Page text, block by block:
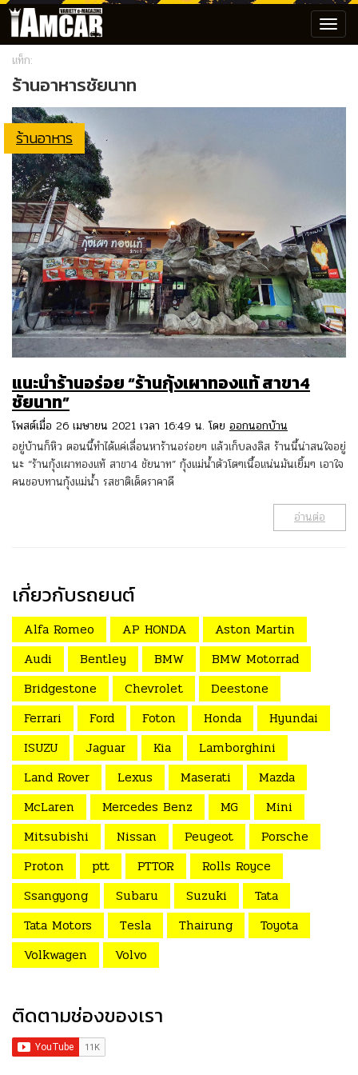
แท็ก:
ร้านอาหารชัยนาท
ร้านอาหาร
แนะนำร้านอร่อย “ร้านกุ้งเผาทองแท้ สาขา4
ชัยนาท”
โพสต์เมื่อ 26 เมษายน 2021 เวลา 16:49 น. โดย ออกนอกบ้าน
อยู่บ้านก็หิว ตอนนี้ทำได้แค่เลื่อนหาร้านอร่อยๆ แล้วเก็บลงลิส ร้านนี้น่าสนใจอยู่
นะ “ร้านกุ้งเผาทองแท้ สาขา4 ชัยนาท” กุ้งแม่น้ำตัวโตๆเนื้อแน่นมันเยิ้มๆ เอาใจ
คนชอบทานกุ้งแม่น้ำ รสชาติเด็ดราคาดี
อ่านต่อ
เกี่ยวกับรถยนต์
Alfa Romeo AP HONDA
Aston Martin
Audi
Bentley BMW
BMW Motorrad
Bridgestone
Chevrolet
Deestone
Ferrari
Ford Foton Honda
Hyundai
ISUZU
Jaguar Kia
Lamborghini
Land Rover
Lexus Maserati
Mazda
McLaren
Mercedes Benz MG
Mini
Mitsubishi
Nissan Peugeot
Porsche
Proton
ptt PTTOR
Rolls Royce
Ssangyong
Subaru Suzuki
Tata
Tata Motors
Tesla Thairung
Toyota
Volkwagen
Volvo
ติดตามช่องของเรา